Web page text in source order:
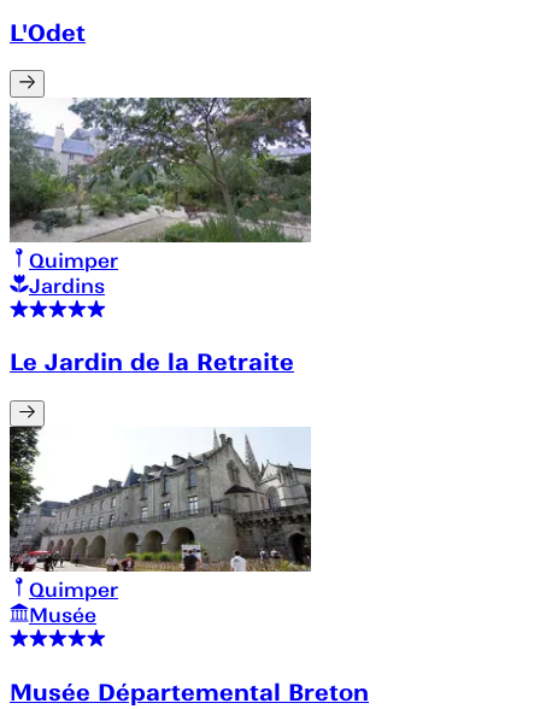
L'Odet
Quimper
Jardins
Le Jardin de la Retraite
Quimper
Musée
Musée Départemental Breton